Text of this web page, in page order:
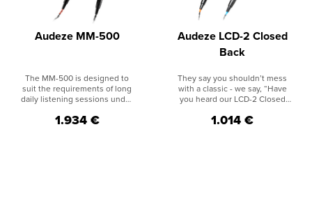
Audeze MM-500
The MM-500 is designed to
suit the requirements of long
daily listening sessions under
class studio monitor? Check.
1.934 €
Audeze LCD-2 Closed
Back
They say you shouldn’t mess
with a classic - we say, “Have
you heard our LCD-2 Closed
engaging warmth and vibrancy
1.014 €